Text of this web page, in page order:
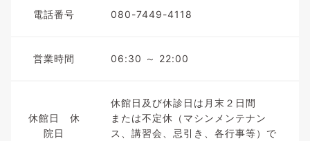
電話番号 080-7449-4118
営業時間 06:30 ～ 22:00
休館日 休
院日
休館日及び休診日は月末２日間
または不定休（マシンメンテナン
ス、講習会、忌引き、各行事等）で